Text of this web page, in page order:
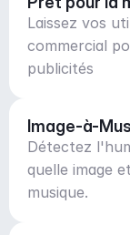
Laissez vos
commercial
publicités
Image-à-
Détectez
quelle image
musique.